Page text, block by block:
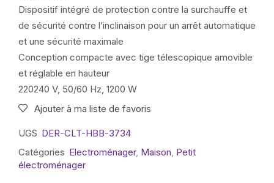
Dispositif intégré de protection contre la surchauffe et
de sécurité contre l’inclinaison pour un arrêt automatique
et une sécurité maximale
Conception compacte avec tige télescopique amovible
et réglable en hauteur
220240 V, 50/60 Hz, 1200 W
Ajouter à ma liste de favoris
UGS DER-CLT-HBB-3734
Catégories Electroménager, Maison, Petit
électroménager